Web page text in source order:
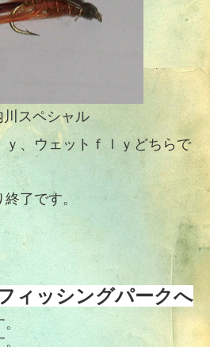
川スペシャル
ｙ、ウェットｆｌｙどちらで
了です。
ィッシングパークへ